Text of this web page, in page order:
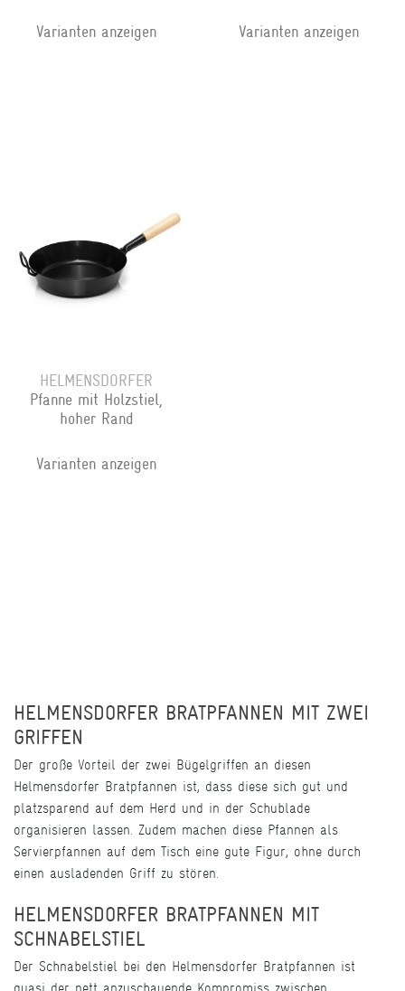
Varianten anzeigen Varianten anzeigen
HELMENSDORFER
Pfanne mit Holzstiel,
hoher Rand
Varianten anzeigen
HELMENSDORFER BRATPFANNEN MIT ZWEI
GRIFFEN
Der große Vorteil der zwei Bügelgriffen an diesen
Helmensdorfer Bratpfannen ist, dass diese sich gut und
platzsparend auf dem Herd und in der Schublade
organisieren lassen. Zudem machen diese Pfannen als
Servierpfannen auf dem Tisch eine gute Figur, ohne durch
einen ausladenden Griff zu stören.
HELMENSDORFER BRATPFANNEN MIT
SCHNABELSTIEL
Der Schnabelstiel bei den Helmensdorfer Bratpfannen ist